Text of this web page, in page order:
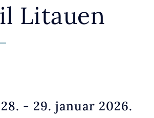
Litauen
- 29. januar 2026.